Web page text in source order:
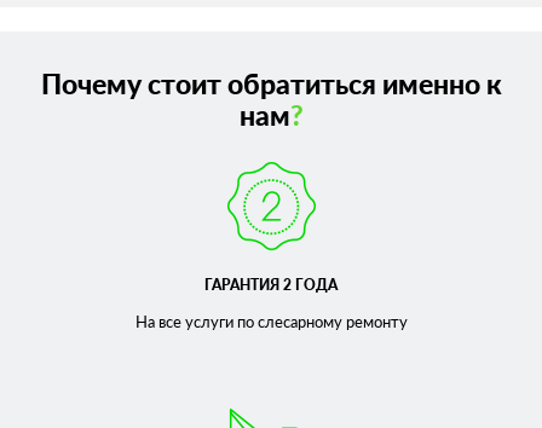
Почему стоит обратиться именно к
нам?
ГАРАНТИЯ 2 ГОДА
На все услуги по слесарномуремонту